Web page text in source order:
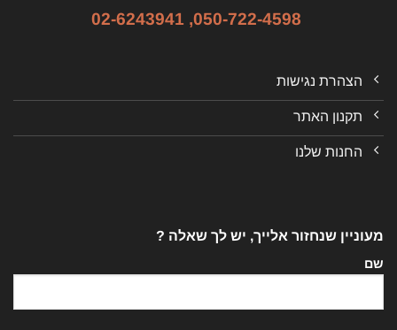
050-722-4598
,
02-6243941
הצהרת נגישות
תקנון האתר
החנות שלנו
מעוניין שנחזור אלייך, יש לך שאלה ?
שם